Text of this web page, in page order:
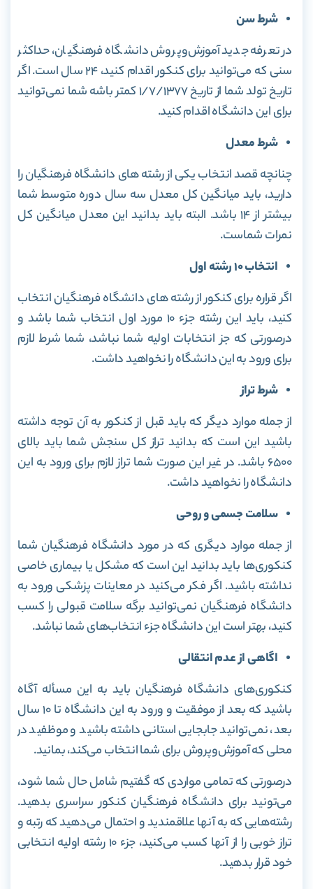
شرط سن
در تعرفه جدید آموزش‌وپروش دانشگاه فرهنگیان، حداکثر
سنی که می‌توانید برای کنکور اقدام کنید، ۲۴ سال است. اگر
تاریخ تولد شما از تاریخ ۱/۷/۱۳۷۷ کمتر باشه شما نمی‌توانید
برای این دانشگاه اقدام کنید.
شرط معدل
چنانچه قصد انتخاب یکی از رشته های دانشگاه فرهنگیان را
دارید، باید میانگین کل معدل سه سال دوره متوسط شما
بیشتر از ۱۴ باشد. البته باید بدانید این معدل میانگین کل
نمرات شماست.
انتخاب ۱۰ رشته اول
اگر قراره برای کنکور از رشته های دانشگاه فرهنگیان انتخاب
کنید، باید این رشته جزء ۱۰ مورد اول انتخاب شما باشد و
درصورتی که جز انتخابات اولیه شما نباشد، شما شرط لازم
برای ورود به این دانشگاه را نخواهید داشت.
شرط تراز
از جمله موارد دیگر که باید قبل از کنکور به آن توجه داشته
باشید این است که بدانید تراز کل سنجش شما باید بالای
۶۵۰۰ باشد. در غیر این صورت شما تراز لازم برای ورود به این
دانشگاه را نخواهید داشت.
سلامت جسمی و روحی
از جمله موارد دیگری که در مورد دانشگاه فرهنگیان شما
کنکوری‌ها باید بدانید این است که مشکل یا بیماری خاصی
نداشته باشید. اگر فکر می‌کنید در معاینات پزشکی ورود به
دانشگاه فرهنگیان نمی‌توانید برگه سلامت قبولی را کسب
کنید، بهتر است این دانشگاه جزء انتخاب‌های شما نباشد.
اگاهی از عدم انتقالی
کنکوری‌های دانشگاه فرهنگیان باید به این مسأله آگاه
باشید که بعد از موفقیت و ورود به این دانشگاه تا ۱۰ سال
بعد، نمی‌توانید جابجایی استانی داشته باشید و موظفید در
محلی که آموزش‌وپروش برای شما انتخاب می‌کند، بمانید.
درصورتی که تمامی مواردی که گفتیم شامل حال شما شود،
می‌تونید برای دانشگاه فرهنگیان کنکور سراسری بدهید.
رشته‌هایی که به آنها علاقمندید و احتمال می‌دهید که رتبه و
تراز خوبی را از آنها کسب می‌کنید، جزء ۱۰ رشته اولیه انتخابی
خود قرار بدهید.